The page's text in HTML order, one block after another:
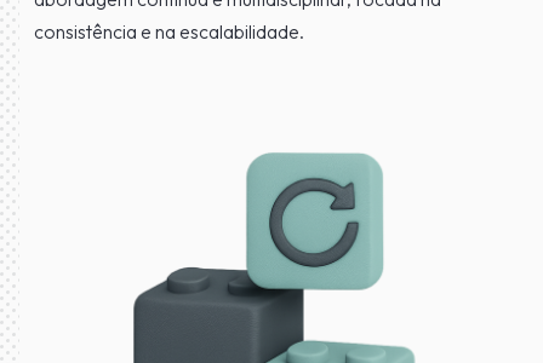
consistência e na escalabilidade.